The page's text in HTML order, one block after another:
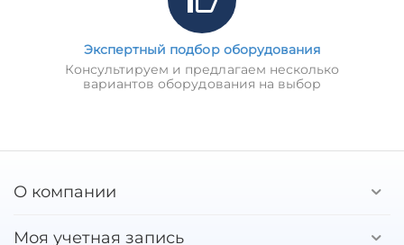
Экспертный подбор оборудования
Консультируем и предлагаем несколько
вариантов оборудования на выбор
О компании
Моя учетная запись